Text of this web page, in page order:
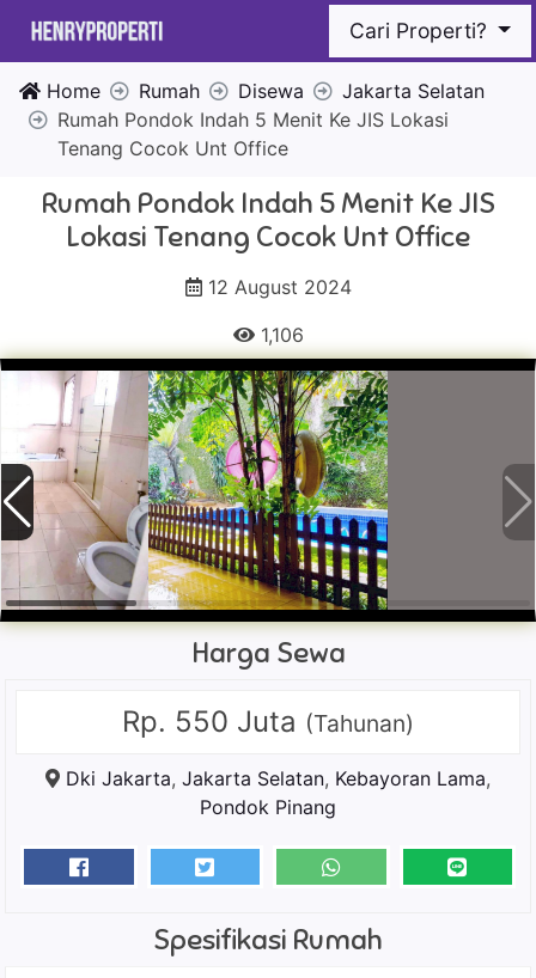
Cari Properti?
Home Rumah Disewa
Jakarta Selatan
Rumah Pondok Indah 5 Menit Ke JIS Lokasi
Tenang Cocok Unt Office
Rumah Pondok Indah 5 Menit Ke JIS
Lokasi Tenang Cocok Unt Office
12 August 2024
1,106
Harga Sewa
Rp. 550 Juta (Tahunan)
Dki Jakarta, Jakarta Selatan, Kebayoran Lama,
Pondok Pinang
Spesifikasi Rumah